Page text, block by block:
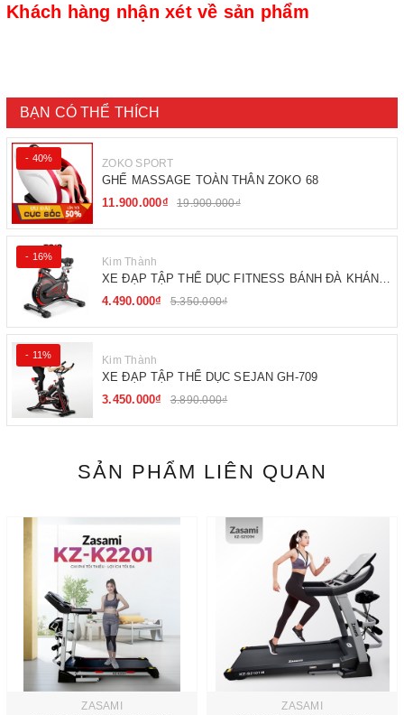
Khách hàng nhận xét về sản phẩm
BẠN CÓ THỂ THÍCH
- 40% ZOKO SPORT
GHẾ MASSAGE TOÀN THÂN ZOKO 68
11.900.000₫
19.900.000₫
- 16% Kim Thành
XE ĐẠP TẬP THỂ DỤC FITNESS BÁNH ĐÀ KHÁNG
TỪ
4.490.000₫ 5.350.000₫
- 11% Kim Thành
XE ĐẠP TẬP THỂ DỤC SEJAN GH-709
3.450.000₫
3.890.000₫
SẢN PHẨM LIÊN QUAN
ZASAMI ZASAMI